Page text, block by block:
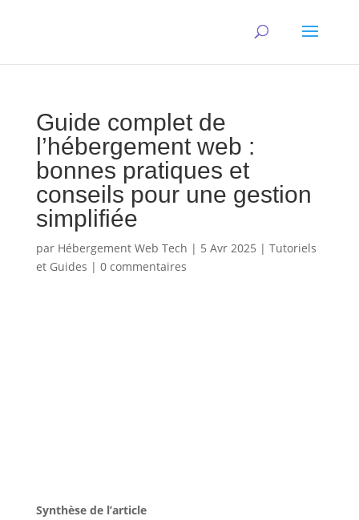
Guide complet de
l’hébergement web :
bonnes pratiques et
conseils pour une gestion
simplifiée
par Hébergement Web Tech | 5 Avr 2025 | Tutoriels
et Guides | 0 commentaires
Synthèse de l’article